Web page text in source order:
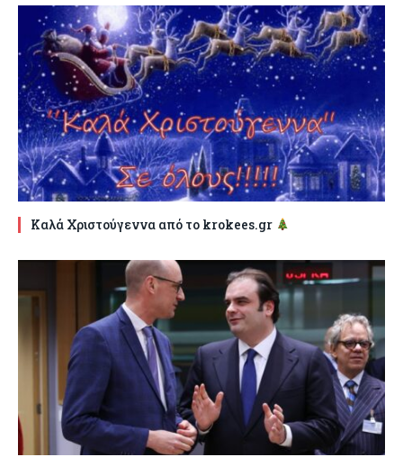
Καλά Χριστούγεννα από το krokees.gr